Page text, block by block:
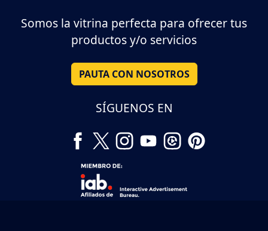
Somos la vitrina perfecta para ofrecer tus
productos y/o servicios
PAUTA CON NOSOTROS
SÍGUENOS EN